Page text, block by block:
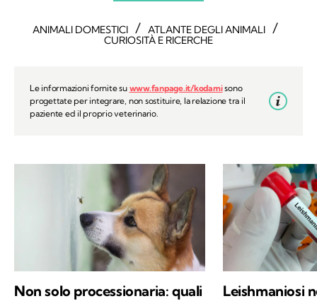
ANIMALI DOMESTICI / ATLANTE DEGLI ANIMALI /
CURIOSITÀ E RICERCHE
Le informazioni fornite su www.fanpage.it/kodamisono
progettate per integrare, non sostituire, la relazione tra il
paziente ed il proprio veterinario.
Non solo processionaria: quali
Leishmaniosi